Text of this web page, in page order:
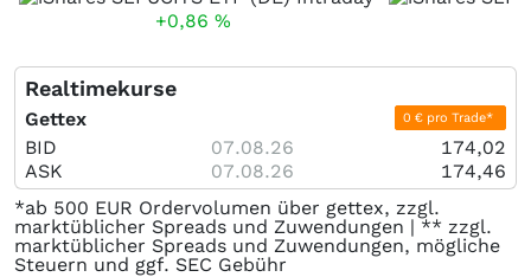
+0,86 %
Realtimekurse
Gettex 0 € pro Trade*
BID 07.08.26
174,02
ASK
07.08.26
174,46
*ab 500 EUR Ordervolumen über gettex, zzgl.
marktüblicher Spreads und Zuwendungen | ** zzgl.
marktüblicher Spreads und Zuwendungen, mögliche
Steuern und ggf. SEC Gebühr